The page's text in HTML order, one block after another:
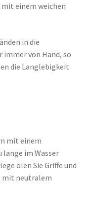
mit einem weichen
in die
immer von Hand, so
die Langlebigkeit
mit einem
im Wasser
ölen Sie Griffe und
mit neutralem